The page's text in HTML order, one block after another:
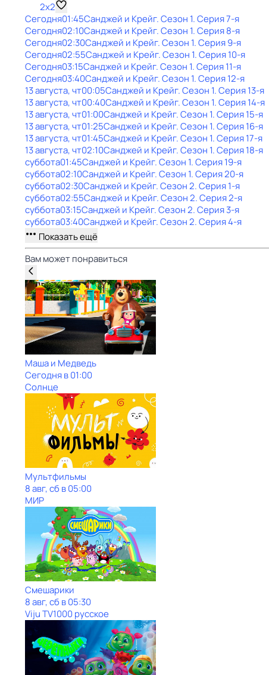
2x2
Сегодня01:45Санджей и Крейг. Сезон 1. Серия 7-я
Сегодня02:10Санджей и Крейг. Сезон 1. Серия 8-я
Сегодня02:30Санджей и Крейг. Сезон 1. Серия 9-я
Сегодня02:55Санджей и Крейг. Сезон 1. Серия 10-я
Сегодня03:15Санджей и Крейг. Сезон 1. Серия 11-я
Сегодня03:40Санджей и Крейг. Сезон 1. Серия 12-я
13 августа, чт00:05Санджей и Крейг. Сезон 1. Серия 13-я
13 августа, чт00:40Санджей и Крейг. Сезон 1. Серия 14-я
13 августа, чт01:00Санджей и Крейг. Сезон 1. Серия 15-я
13 августа, чт01:25Санджей и Крейг. Сезон 1. Серия 16-я
13 августа, чт01:45Санджей и Крейг. Сезон 1. Серия 17-я
13 августа, чт02:10Санджей и Крейг. Сезон 1. Серия 18-я
суббота01:45Санджей и Крейг. Сезон 1. Серия 19-я
суббота02:10Санджей и Крейг. Сезон 1. Серия 20-я
суббота02:30Санджей и Крейг. Сезон 2. Серия 1-я
суббота02:55Санджей и Крейг. Сезон 2. Серия 2-я
суббота03:15Санджей и Крейг. Сезон 2. Серия 3-я
суббота03:40Санджей и Крейг. Сезон 2. Серия 4-я
Показать ещё
Вам может понравиться
Маша и Медведь
Сегодня в 01:00
Солнце
Мультфильмы
8 авг, сб в 05:00
МИР
Смешарики
8 авг, сб в 05:30
Viju TV1000 русское